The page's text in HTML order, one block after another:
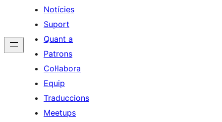
Notícies
Suport
Quant a
Patrons
Col·labora
Equip
Traduccions
Meetups